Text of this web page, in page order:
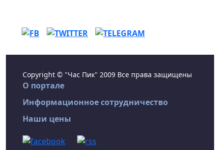
Copyright © "Час Пик" 2009 Все права защищены
О портале
Информационное сотрудничество
Наши цены